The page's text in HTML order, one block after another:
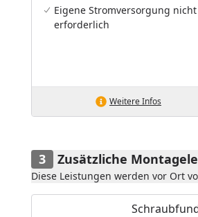
Eigene Stromversorgung nicht
erforderlich
Weitere Infos
Zusätzliche
Diese Leistungen werden vor Ort